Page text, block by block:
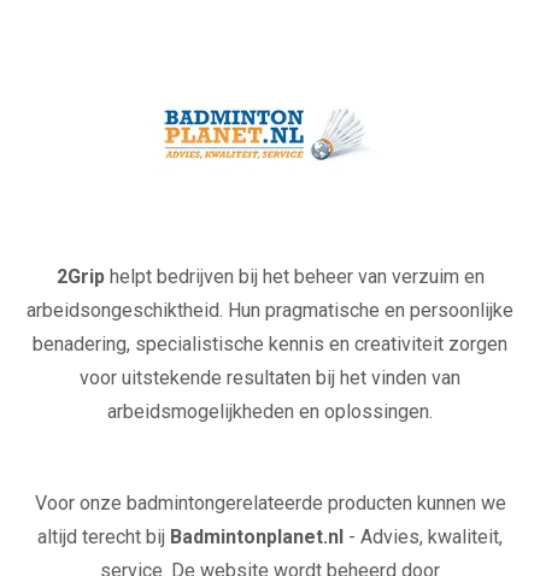
2Griphelpt bedrijven bij het beheer van verzuim en
arbeidsongeschiktheid. Hun pragmatische en persoonlijke
benadering, specialistische kennis en creativiteit zorgen
voor uitstekende resultaten bij het vinden van
arbeidsmogelijkheden en oplossingen.
Voor onze badmintongerelateerde producten kunnen we
altijd terecht bij Badmintonplanet.nl - Advies, kwaliteit,
service. De website wordt beheerd door